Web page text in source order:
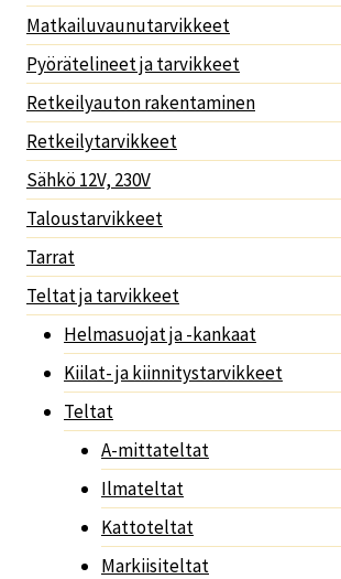
Matkailuvaunutarvikkeet
Pyörätelineet ja tarvikkeet
Retkeilyauton rakentaminen
Retkeilytarvikkeet
Sähkö 12V, 230V
Taloustarvikkeet
Tarrat
Teltat ja tarvikkeet
Helmasuojat ja -kankaat
Kiilat- ja kiinnitystarvikkeet
Teltat
A-mittateltat
Ilmateltat
Kattoteltat
Markiisiteltat